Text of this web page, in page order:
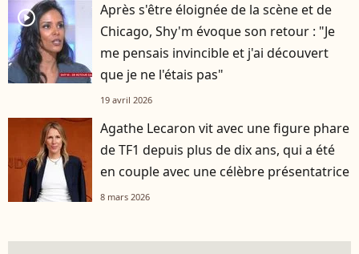
player2
Après s'être éloignée de la scène et de
Chicago, Shy'm évoque son retour : "Je
me pensais invincible et j'ai découvert
que je ne l'étais pas"
19 avril 2026
Agathe Lecaron vit avec une figure phare
de TF1 depuis plus de dix ans, qui a été
en couple avec une célèbre présentatrice
8 mars 2026